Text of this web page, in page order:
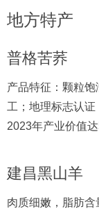
地方特产
普格苦荞
产品特征：颗粒
工；地理标志认证
2023年产业价值达
建昌黑山羊
肉质细嫩，脂肪